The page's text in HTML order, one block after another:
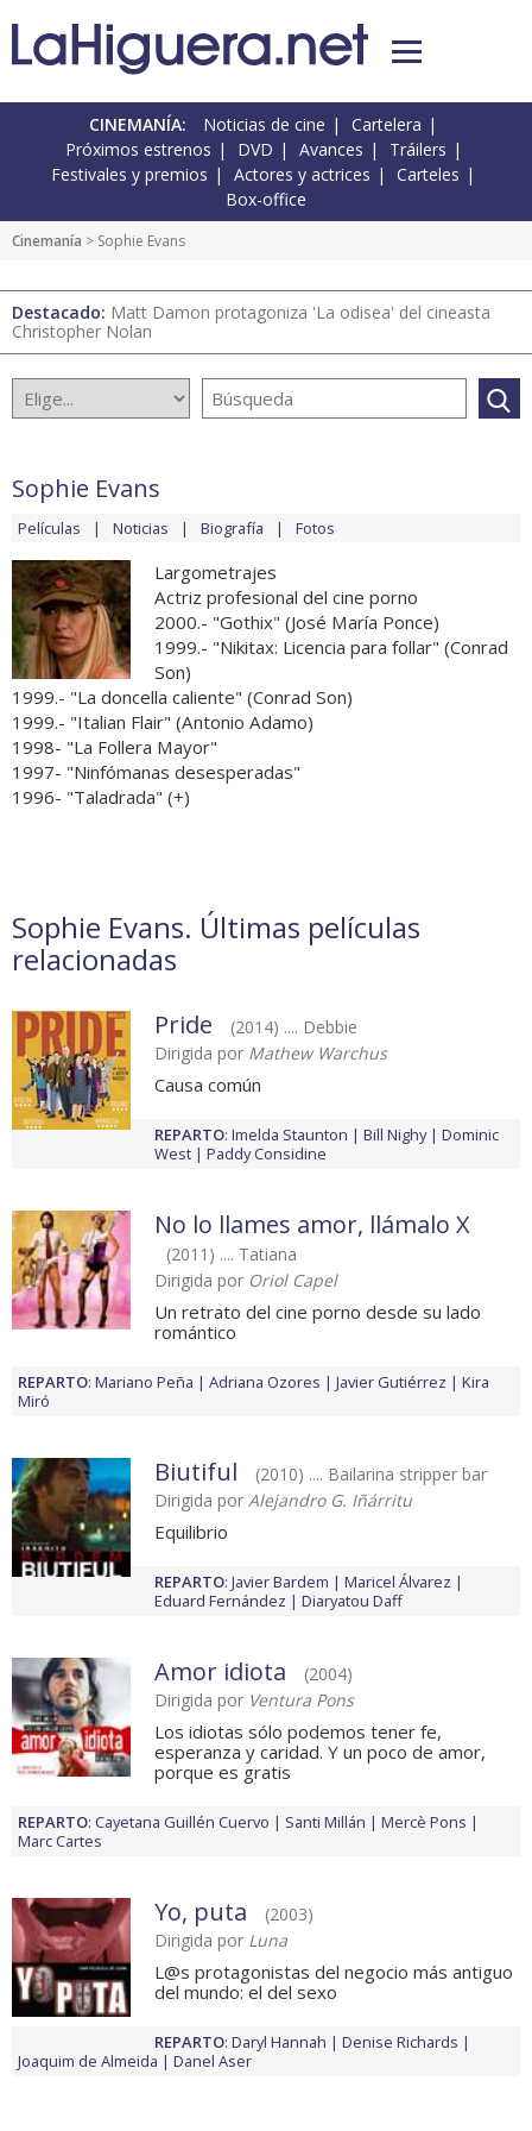
CINEMANÍA: Noticias de cine
Cartelera
Próximos estrenos
DVD Avances
Tráilers
Festivales y premios
Actores y actrices
Carteles
Box-office
Cinemanía > Sophie Evans
Destacado: Matt Damon protagoniza 'La odisea' del cineasta
Christopher Nolan
Sophie Evans
Películas Noticias Biografía Fotos
Largometrajes
Actriz profesional del cine porno
2000.- "Gothix" (José María Ponce)
1999.- "Nikitax: Licencia para follar" (Conrad
Son)
1999.- "La doncella caliente" (Conrad Son)
1999.- "Italian Flair" (Antonio Adamo)
1998- "La Follera Mayor"
1997- "Ninfómanas desesperadas"
1996- "Taladrada" (+)
Sophie Evans. Últimas películas
relacionadas
Pride
(2014) .... Debbie
Dirigida por Mathew Warchus
Causa común
REPARTO: Imelda Staunton Bill Nighy
Dominic
West
Paddy Considine
No lo llames amor, llámalo X
(2011) .... Tatiana
Dirigida por Oriol Capel
Un retrato del cine porno desde su lado
romántico
REPARTO: Mariano Peña Adriana Ozores Javier Gutiérrez
Kira
Miró
Biutiful
(2010) .... Bailarina stripper bar
Dirigida por Alejandro G. Iñárritu
Equilibrio
REPARTO: Javier Bardem
Maricel Álvarez
Eduard Fernández
Diaryatou Daff
Amor idiota
(2004)
Dirigida por Ventura Pons
Los idiotas sólo podemos tener fe,
esperanza y caridad. Y un poco de amor,
porque es gratis
REPARTO: Cayetana Guillén Cuervo Santi Millán
Mercè Pons
Marc Cartes
Yo, puta
(2003)
Dirigida por Luna
L@s protagonistas del negocio más antiguo
del mundo: el del sexo
REPARTO: Daryl Hannah
Denise Richards
Joaquim de Almeida
Danel Aser